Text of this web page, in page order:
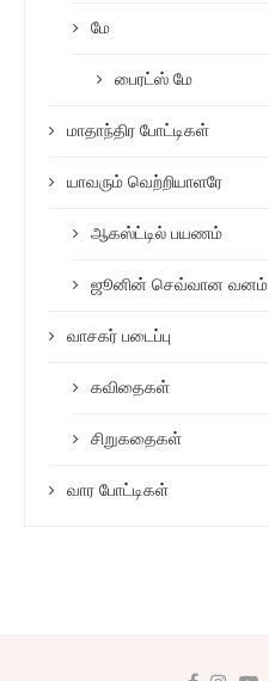
மே
பைரட்ஸ் மே
மாதாந்திர போட்டிகள்
யாவரும் வெற்றியாளரே
ஆகஸ்ட்டில் பயணம்
ஜூனின் செவ்வான வனம்
வாசகர் படைப்பு
கவிதைகள்
சிறுகதைகள்
வார போட்டிகள்